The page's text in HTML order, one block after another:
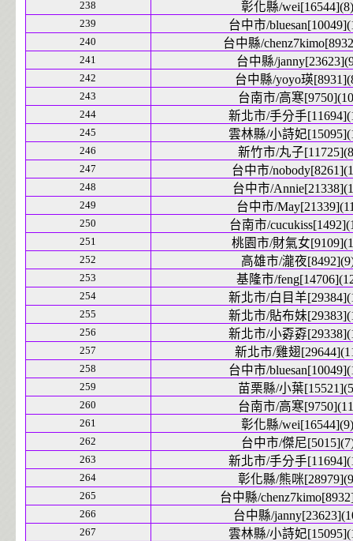
238 彰化縣/wei[16544](8)
239 台中市/
240 台中縣/
241 台中縣/
242 台中縣/yoyo瑛
243 台南市/高寒
244 新北市/手分手
245 雲林縣/小詩妃
246 新竹市/丸子
247 台中市/
248 台中市/
249 台中市/
250 台南市/
251 桃園市/財氣女
252 高雄市/瀧夜
253 基隆市/
254 新北市/白目羊
255 新北市/貼布妹
256 新北市/小孬孬
257 新北市/雞翅
258 台中市/
259 苗栗縣/小葉
260 台南市/高寒
261 彰化縣/wei[16544](9)
262 台中市/傑尼
263 新北市/手分手
264 彰化縣/熊咪
265 台中縣/
266 台中縣/
267 雲林縣/小詩妃